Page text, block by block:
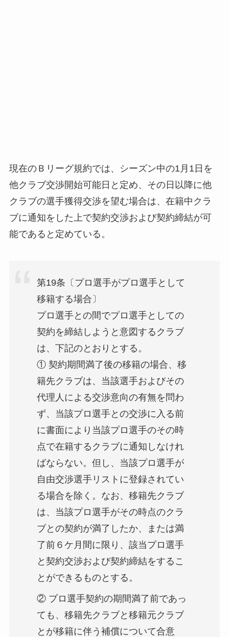
現在のＢリーグ規約では、シーズン中の1月1日を
他クラブ交渉開始可能日と定め、その日以降に他
クラブの選手獲得交渉を望む場合は、在籍中クラ
ブに通知をした上で契約交渉および契約締結が可
能であると定めている。
第19条〔プロ選手がプロ選手として
移籍する場合〕
プロ選手との間でプロ選手としての
契約を締結しようと意図するクラブ
は、下記のとおりとする。
① 契約期間満了後の移籍の場合、移
籍先クラブは、当該選手およびその
代理人による交渉意向の有無を問わ
ず、当該プロ選手との交渉に入る前
に書面により当該プロ選手のその時
点で在籍するクラブに通知しなけれ
ばならない。但し、当該プロ選手が
自由交渉選手リストに登録されてい
る場合を除く。なお、移籍先クラブ
は、当該プロ選手がその時点のクラ
ブとの契約が満了したか、または満
了前６ケ月間に限り、該当プロ選手
と契約交渉および契約締結をするこ
とができるものとする。
② プロ選手契約の期間満了前であっ
ても、移籍先クラブと移籍元クラブ
とが移籍に伴う補償について合意